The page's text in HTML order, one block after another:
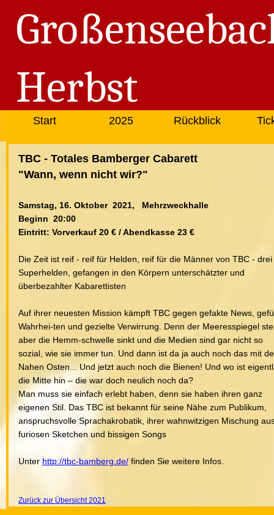
Herbst
Start 2025 Rückblick
Zurück zur Übersicht 2021
TBC - Totales Bamberger Cabarett
"Wann, wenn nicht wir?"
Samstag, 16. Oktober 2021, Mehrzweckhalle
Beginn 20:00
Eintritt: Vorverkauf 20 € / Abendkasse 23 €
Die Zeit ist reif - reif für Helden, reif für die Männer von TBC - drei
Superhelden, gefangen in den Körpern unterschätzter und
überbezahlter Kabarettisten
Auf ihrer neuesten Mission kämpft TBC gegen gefakte News,
Wahrhei-ten und gezielte Verwirrung. Denn der Meeresspiegel
aber die Hemm-schwelle sinkt und die Medien sind gar nicht so
sozial, wie sie immer tun. Und dann ist da ja auch noch das mit
Nahen Osten... Und jetzt auch noch die Bienen! Und wo ist
die Mitte hin – die war doch neulich noch da?
Man muss sie einfach erlebt haben, denn sie haben ihren ganz
eigenen Stil. Das TBC ist bekannt für seine Nähe zum Publikum,
anspruchsvolle Sprachakrobatik, ihrer wahnwitzigen Mischung
furiosen Sketchen und bissigen Songs
Unter http://tbc-bamberg.de/ finden Sie weitere Infos.